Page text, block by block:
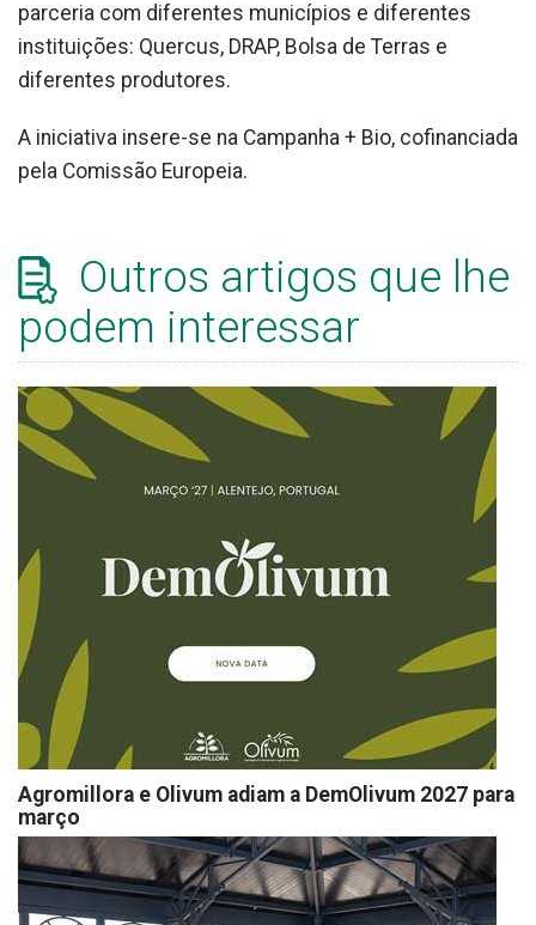
parceria com diferentes municípios e diferentes
instituições: Quercus, DRAP, Bolsa de Terras e
diferentes produtores.
A iniciativa insere-se na Campanha + Bio, cofinanciada
pela Comissão Europeia.
Outros artigos que lhe
podem interessar
Agromillora e Olivum adiam a DemOlivum 2027 para
março